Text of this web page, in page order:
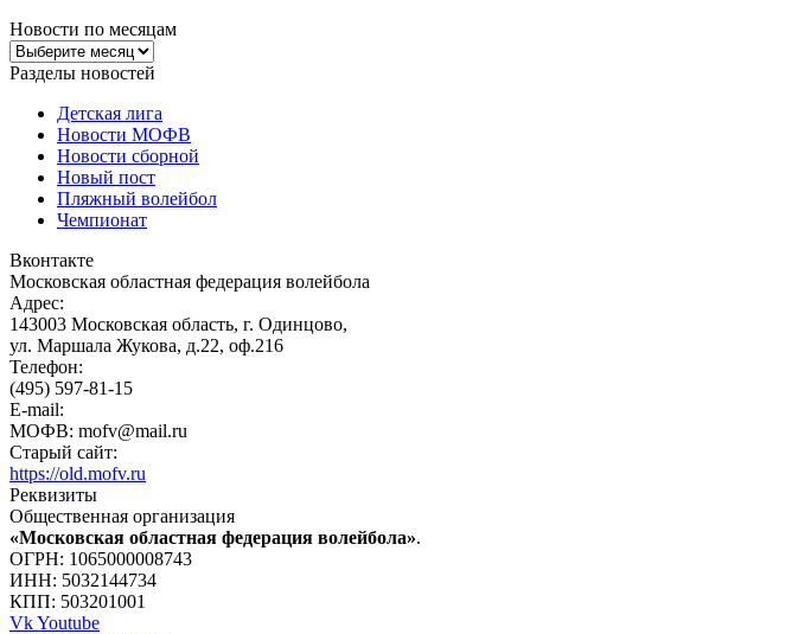
Новости по месяцам
Новости
по
Разделы новостей
Детская лига
Новости МОФВ
Новости сборной
Новый пост
Пляжный волейбол
Чемпионат
Вконтакте
Московская областная федерация волейбола
Адрес:
143003 Московская область, г. Одинцово,
ул. Маршала Жукова, д.22, оф.216
Телефон:
(495) 597-81-15
E-mail:
МОФВ: mofv@mail.ru
Старый сайт:
https://old.mofv.ru
Реквизиты
Общественная организация
«Московская областная федерация волейбола».
ОГРН: 1065000008743
ИНН: 5032144734
КПП: 503201001
VkYoutube